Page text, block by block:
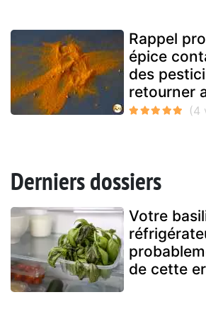
Rappel
épice
des
retourner
Derniers dossiers
Votre
de cette